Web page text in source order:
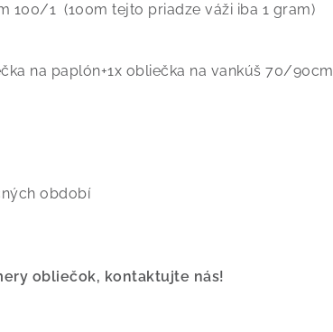
100/1 (100m tejto priadze váži iba 1 gram)
na paplón+1x obliečka na vankúš 70/90cm
období
obliečok, kontaktujte nás!